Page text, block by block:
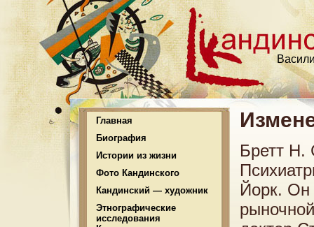
Главная
Биография
Истории из жизни
Фото Кандинского
Кандинский — художник
Этнографические
исследования
Бретт Н.
Йорк. Он